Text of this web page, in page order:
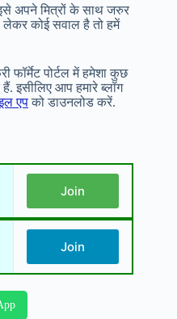
अपने मित्रों के साथ जरुर
कोई सवाल है तो हमें
फॉर्मेट पोर्टल में हमेशा कुछ
इसीलिए आप हमारे ब्लॉग
एपको डाउनलोड करें.
Join
Join